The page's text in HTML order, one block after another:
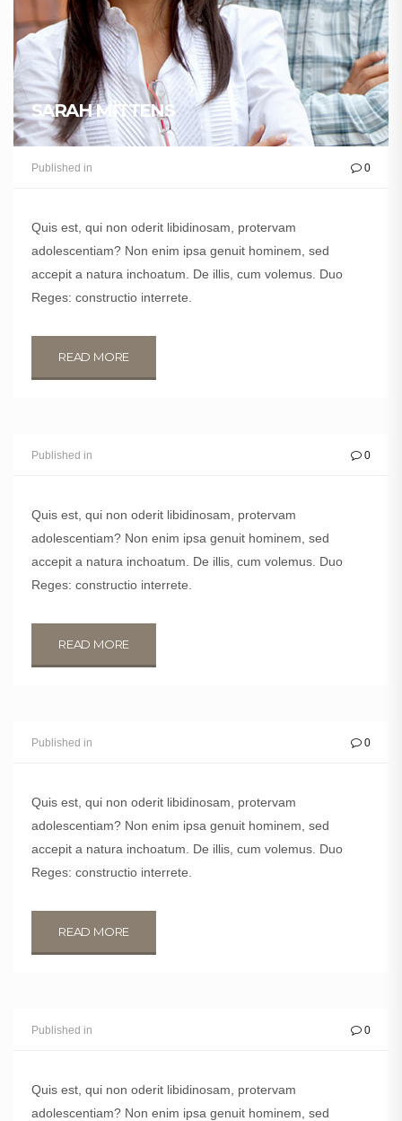
SARAH MITTENS
Published in 0
Quis est, qui non oderit libidinosam, protervam
adolescentiam? Non enim ipsa genuit hominem, sed
accepit a natura inchoatum. De illis, cum volemus. Duo
Reges: constructio interrete.
READ MORE
Salı, 10 Ocak 2017
Published in 0
Quis est, qui non oderit libidinosam, protervam
adolescentiam? Non enim ipsa genuit hominem, sed
accepit a natura inchoatum. De illis, cum volemus. Duo
Reges: constructio interrete.
READ MORE
Salı, 10 Ocak 2017
Published in 0
Quis est, qui non oderit libidinosam, protervam
adolescentiam? Non enim ipsa genuit hominem, sed
accepit a natura inchoatum. De illis, cum volemus. Duo
Reges: constructio interrete.
READ MORE
Salı, 10 Ocak 2017
Published in 0
Quis est, qui non oderit libidinosam, protervam
adolescentiam? Non enim ipsa genuit hominem, sed